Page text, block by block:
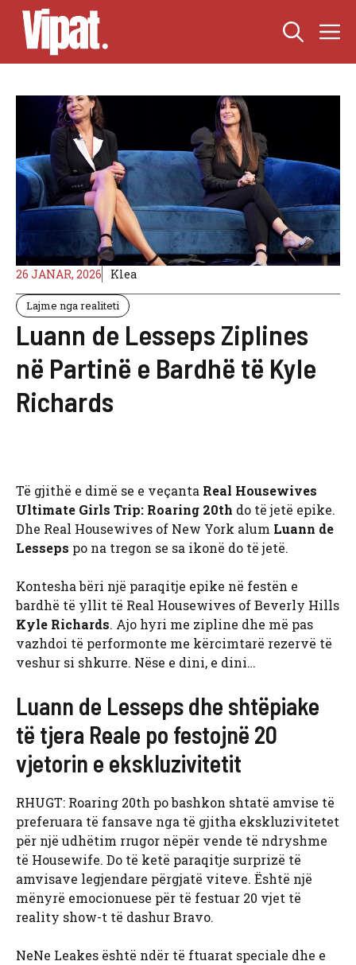
Skip
content
26 JANAR, 2026 Klea
Lajme nga realiteti
Luann de Lesseps Ziplines
në Partinë e Bardhë të Kyle
Richards
Të gjithë e dimë se e veçanta Real Housewives
Ultimate Girls Trip: Roaring 20th do të jetë epike.
Dhe Real Housewives of New York alum Luann de
Lesseps po na tregon se sa ikonë do të jetë.
Kontesha bëri një paraqitje epike në festën e
bardhë të yllit të Real Housewives of Beverly Hills
Kyle Richards. Ajo hyri me zipline dhe më pas
vazhdoi të performonte me kërcimtarë rezervë të
veshur si shkurre. Nëse e dini, e dini…
Luann de Lesseps dhe shtëpiake
të tjera Reale po festojnë 20
vjetorin e ekskluzivitetit
RHUGT: Roaring 20th po bashkon shtatë amvise të
preferuara të fansave nga të gjitha ekskluzivitetet
për një udhëtim rrugor nëpër vende të ndryshme
të Housewife. Do të ketë paraqitje surprizë të
amvisave legjendare përgjatë viteve. Është një
mënyrë emocionuese për të festuar 20 vjet të
reality show-t të dashur Bravo.
NeNe Leakes është ndër të ftuarat speciale dhe e